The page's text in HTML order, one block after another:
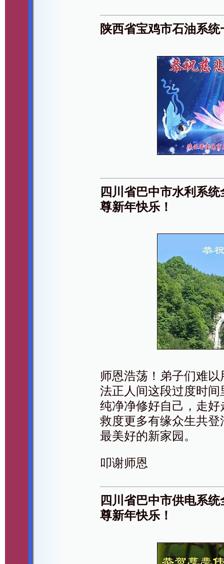
陕西省宝鸡市石油系
四川省巴中市水利系
尊新年快乐！
师恩浩荡！弟子们难
法正人间这段过度时
纯净净修好自己，走
救度更多有缘众生共
最美好的新家园。
叩谢师恩
四川省巴中市供电系
尊新年快乐！